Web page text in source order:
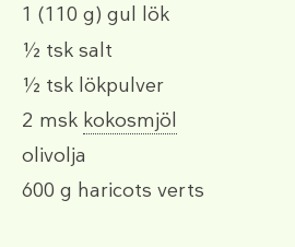
1 (110 g) gul lök
½ tsk salt
½ tsk lökpulver
2 msk kokosmjöl
olivolja
600 g haricots verts